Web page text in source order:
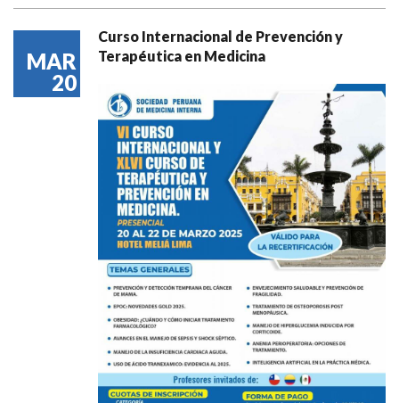
MAR
20
Curso Internacional de Prevención y
Terapéutica en Medicina